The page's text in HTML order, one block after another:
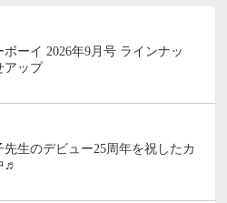
ーイ 2026年9月号 ラインナッ
アップ
先生のデビュー25周年を祝したカ
♬